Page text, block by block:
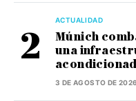
ACTUALIDAD
Múnich
una
3 DE AGOSTO DE 2026